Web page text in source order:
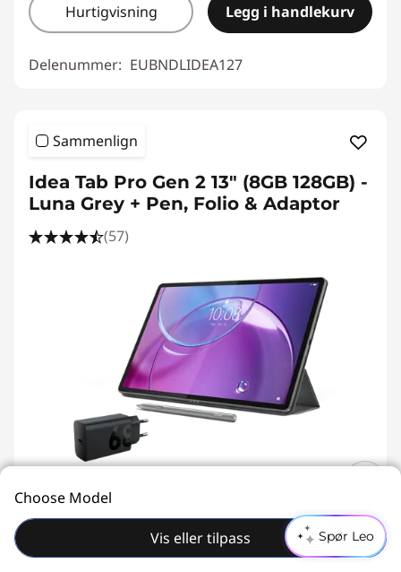
Spør Leo
Hurtigvisning Legg i handlekurv
Delenummer: EUBNDLIDEA127
Sammenlign
Idea Tab Pro Gen 2 13" (8GB 128GB) -
Luna Grey + Pen, Folio & Adaptor
(57)
20W-60W
USB PD
inkl. MVA
Pakkevare inkluderer:
Choose Model
Vis eller tilpass